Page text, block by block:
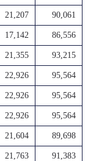
21,207 90,061
17,142 86,556
21,355 93,215
22,926 95,564
22,926 95,564
22,926 95,564
21,604 89,698
21,763 91,383